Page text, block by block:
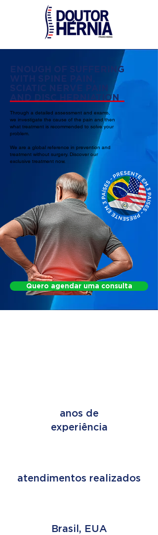
ENOUGH OF SUFFERING
WITH SPINE PAIN,
SCIATIC NERVE PAIN
AND DISC HERNIATION
Through a detailed assessment and exams,
we investigate the cause of the pain and then
what treatment is recommended to solve your
problem.
We are a global reference in prevention and
treatment without surgery. Discover our
exclusive treatment now.
Quero agendar uma consulta
anos de
experiência
atendimentos realizados
Brasil, EUA